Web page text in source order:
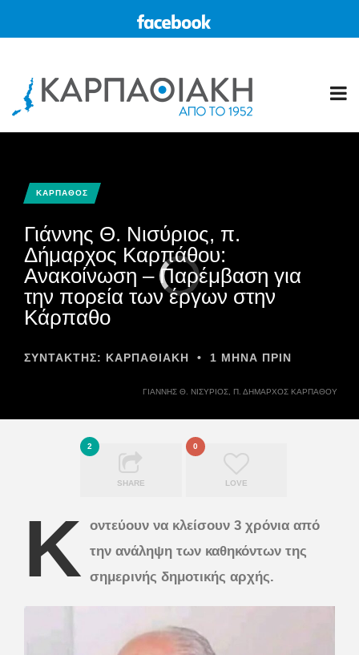
ΓΙΆΝΝΗΣ Θ. ΝΙΣΎΡΙΟΣ, Π. ΔΉΜΑΡΧΟΣ ΚΑΡΠΆΘΟΥ
ΚΑΡΠΑΘΟΣ
Γιάννης Θ. Νισύριος, π.
Δήμαρχος Καρπάθου:
Ανακοίνωση – Παρέμβαση για
την πορεία των έργων στην
Κάρπαθο
ΣΥΝΤΆΚΤΗΣ: ΚΑΡΠΑΘΙΑΚΗ • 1 ΜΉΝΑ ΠΡΙΝ
2
SHARE
0
LOVE
Κ
οντεύουν να κλείσουν 3 χρόνια από
την ανάληψη των καθηκόντων της
σημερινής δημοτικής αρχής.